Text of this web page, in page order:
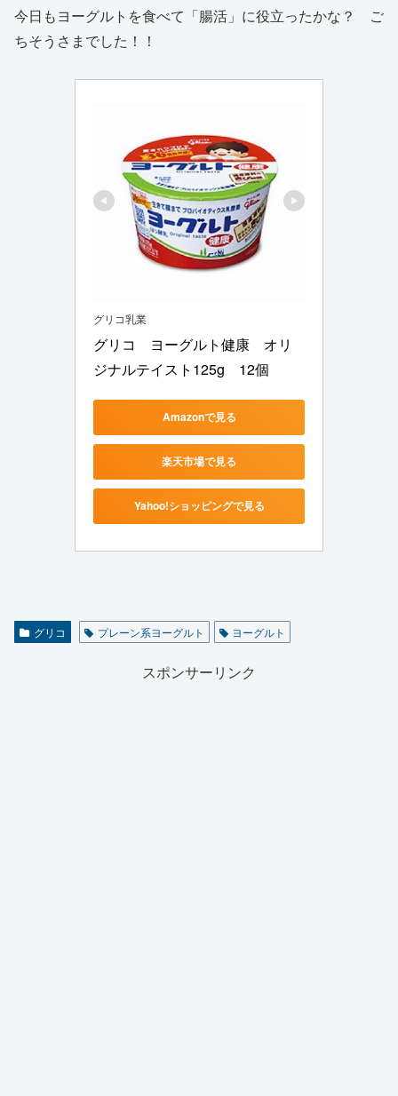
今日もヨーグルトを食べて「腸活」に役立ったかな？ ご
ちそうさまでした！！
グリコ乳業
グリコ　ヨーグルト健康　オリ
ジナルテイスト125g　12個
Amazonで見る
楽天市場で見る
Yahoo!ショッピングで見る
グリコ プレーン系ヨーグルト ヨーグルト
スポンサーリンク